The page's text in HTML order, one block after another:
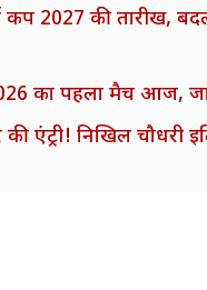
2027 की तारीख,
का पहला मैच आज,
एंट्री! निखिल